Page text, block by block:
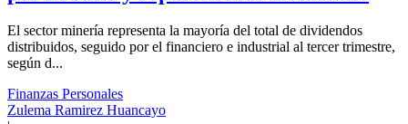
El sector minería representa la mayoría del total de dividendos
distribuidos, seguido por el financiero e industrial al tercer trimestre,
según d...
Finanzas Personales
Zulema Ramirez Huancayo